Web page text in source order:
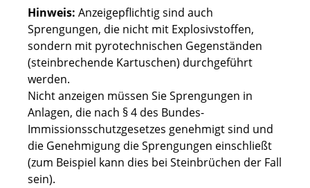
Hinweis: Anzeigepflichtig sind auch
Sprengungen, die nicht mit Explosivstoffen,
sondern mit pyrotechnischen Gegenständen
(steinbrechende Kartuschen) durchgeführt
werden.
Nicht anzeigen müssen Sie Sprengungen in
Anlagen, die nach § 4 des Bundes-
Immissionsschutzgesetzes genehmigt sind und
die Genehmigung die Sprengungen einschließt
(zum Beispiel kann dies bei Steinbrüchen der Fall
sein).